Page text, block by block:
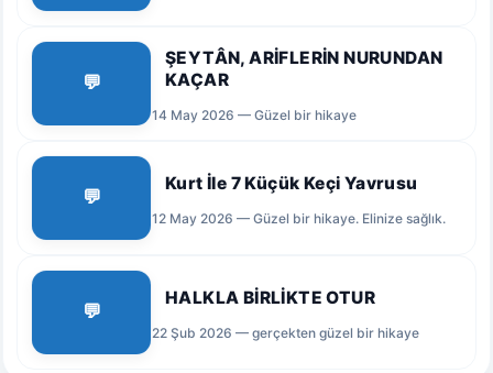
💬
ŞEYTÂN, ARİFLERİN NURUNDAN
KAÇAR
14 May 2026 — Güzel bir hikaye
💬
Kurt İle 7 Küçük Keçi Yavrusu
12 May 2026 — Güzel bir hikaye. Elinize sağlık.
💬
HALKLA BİRLİKTE OTUR
22 Şub 2026 — gerçekten güzel bir hikaye